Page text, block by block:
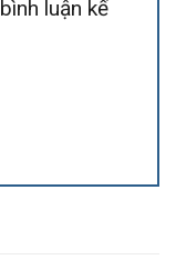
luận kế